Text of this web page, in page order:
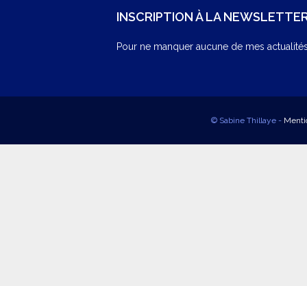
INSCRIPTION À LA
Pour ne manquer aucune de mes
© Sabine Thillaye -